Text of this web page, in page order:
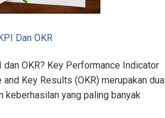
Dan OKR
dan OKR? Key Performance Indicator
Key Results (OKR) merupakan dua
keberhasilan yang paling banyak